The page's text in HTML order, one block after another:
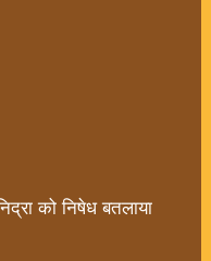
को निषेध बतलाया